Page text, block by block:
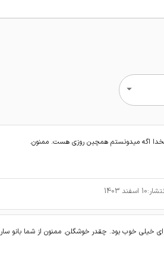
اگه میدونستم همچین روزی هست. ممنون.
10 اسفند 1403
خیلی خوب بود. چقدر خوشگلن. ممنون از شما بانو